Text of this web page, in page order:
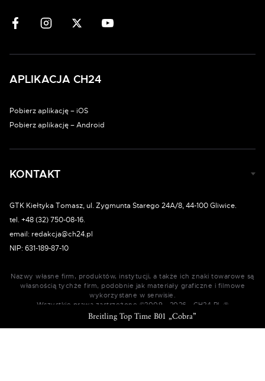
Breitling Top Time B01 „Thunderbird”
Breitling Top Time B01 „Mustang”
Breitling Top Time B01 „Corvette”
Breitling Top Time B01 „Cobra”
APLIKACJA CH24
Pobierz aplikację – iOS
Pobierz aplikację – Android
KONTAKT
GTK Kiełtyka Tomasz, ul. Zygmunta Starego 24A/8, 44-100 Gliwice.
tel. +48 (32) 750-08-16.
email: redakcja@ch24.pl
NIP: 631-189-87-10
Nazwy własne firm, produktów, instytucji, a także ich znaki towarowe są
własnością tychże firm, podobnie jak materiały graficzne i filmowe
wykorzystane w serwisie.
Wszystkie prawa zastrzeżone ©2009 - 2026 - CH24.PL ®